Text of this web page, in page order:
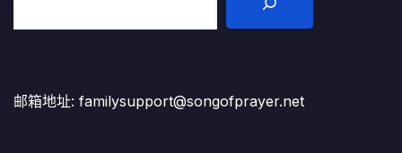
邮箱地址: familysupport@songofprayer.net